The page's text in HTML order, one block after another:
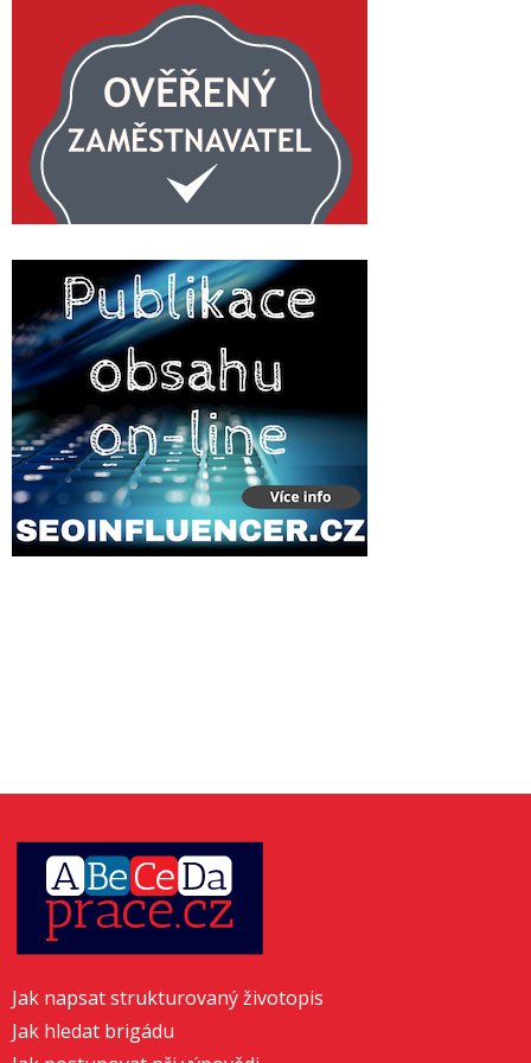
Jak napsat strukturovaný životopis
Jak hledat brigádu